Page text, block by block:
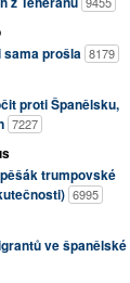
prošla 8179
proti Španělsku,
7227
trumpovské
6995
ve španělské